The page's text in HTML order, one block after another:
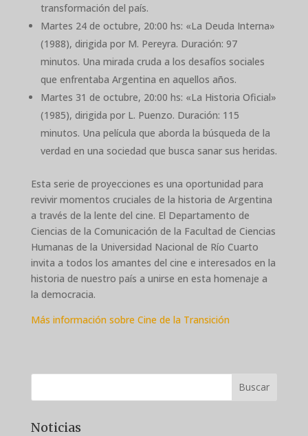
transformación del país.
Martes 24 de octubre, 20:00 hs: «La Deuda Interna»
(1988), dirigida por M. Pereyra. Duración: 97
minutos. Una mirada cruda a los desafíos sociales
que enfrentaba Argentina en aquellos años.
Martes 31 de octubre, 20:00 hs: «La Historia Oficial»
(1985), dirigida por L. Puenzo. Duración: 115
minutos. Una película que aborda la búsqueda de la
verdad en una sociedad que busca sanar sus heridas.
Esta serie de proyecciones es una oportunidad para
revivir momentos cruciales de la historia de Argentina
a través de la lente del cine. El Departamento de
Ciencias de la Comunicación de la Facultad de Ciencias
Humanas de la Universidad Nacional de Río Cuarto
invita a todos los amantes del cine e interesados en la
historia de nuestro país a unirse en esta homenaje a
la democracia.
Más información sobre Cine de la Transición
Buscar
Noticias